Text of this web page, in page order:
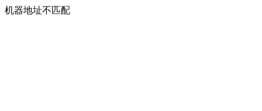
机器地址不匹配